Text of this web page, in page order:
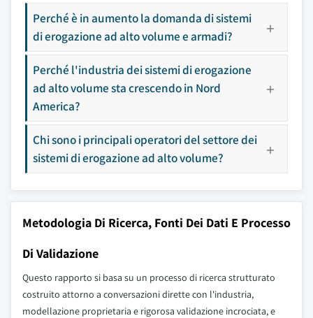
Perché è in aumento la domanda di sistemi
di erogazione ad alto volume e armadi?
Perché l'industria dei sistemi di erogazione
ad alto volume sta crescendo in Nord
America?
Chi sono i principali operatori del settore dei
sistemi di erogazione ad alto volume?
Metodologia Di Ricerca, Fonti Dei Dati E Processo
Di Validazione
Questo rapporto si basa su un processo di ricerca strutturato
costruito attorno a conversazioni dirette con l'industria,
modellazione proprietaria e rigorosa validazione incrociata, e